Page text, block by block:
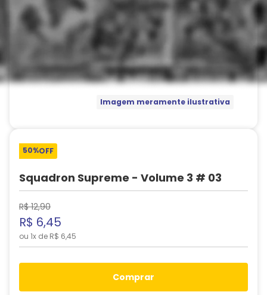
Imagem meramente ilustrativa
50%OFF
Squadron Supreme - Volume 3 # 03
R$ 12,90
R$ 6,45
ou 1x de R$ 6,45
comprar